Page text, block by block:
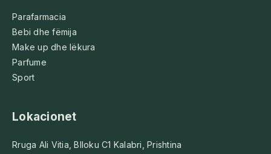
Parafarmacia
Bebi dhe fëmija
Make up dhe lëkura
Parfume
Sport
Lokacionet
Rruga Ali Vitia, Blloku C1 Kalabri, Prishtina